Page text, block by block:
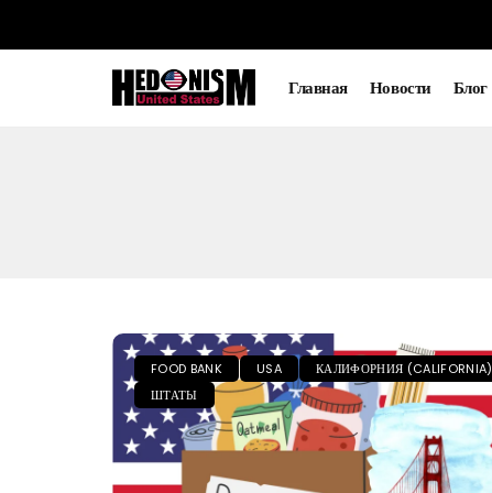
Главная Новости Блог
FOOD BANK USA
КАЛИФОРНИЯ (CALIFORNIA)
ШТАТЫ